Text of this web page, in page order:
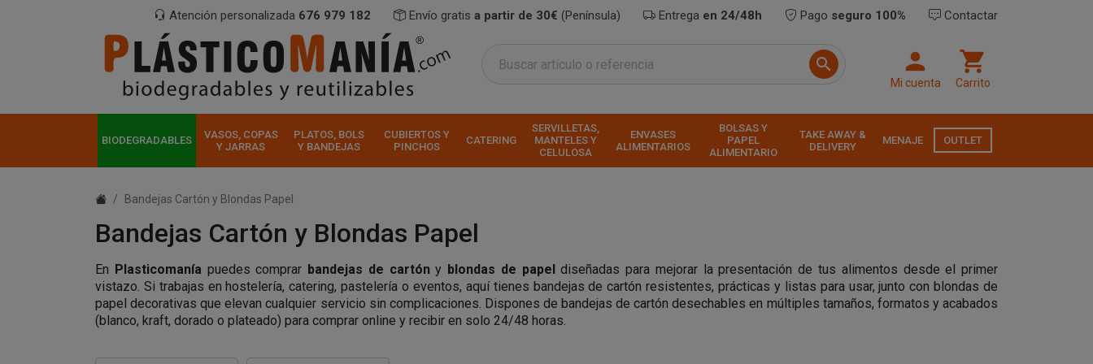
Atención personalizada 676 979 182 Envío gratis a partir de 30€ (Península) Entrega en 24/48h Pago seguro 100% Contactar
 
Mi cuenta

Carrito
BIODEGRADABLES
VASOS, COPAS
Y JARRAS
PLATOS, BOLS
Y BANDEJAS
CUBIERTOS Y
PINCHOS
CATERING
SERVILLETAS,
MANTELES Y
CELULOSA
ENVASES
ALIMENTARIOS
BOLSAS Y
PAPEL
ALIMENTARIO
TAKE AWAY &
DELIVERY
MENAJE OUTLET
Bandejas Cartón y Blondas Papel
Bandejas Cartón y Blondas Papel
En Plasticomanía puedes comprar bandejas de cartóny blondas de papeldiseñadas para mejorar la presentación de tus alimentos desde el primer
vistazo. Si trabajas en hostelería, catering, pastelería o eventos, aquí tienes bandejas de cartón resistentes, prácticas y listas para usar, junto con blondas de
papel decorativas que elevan cualquier servicio sin complicaciones. Dispones de bandejas de cartón desechables en múltiples tamaños, formatos y acabados
(blanco, kraft, dorado o plateado) para comprar online y recibir en solo 24/48 horas.